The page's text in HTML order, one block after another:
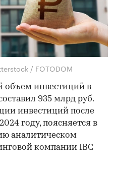
/ FOTODOM
объем инвестиций в
935 млрд руб.
инвестиций после
году, поясняется в
аналитическом
компании IBC